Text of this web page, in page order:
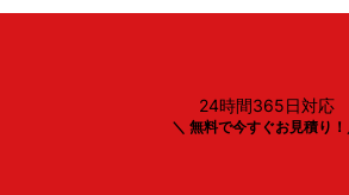
TOTO
＼ 無料で今すぐお見積り！
24時間365日対応